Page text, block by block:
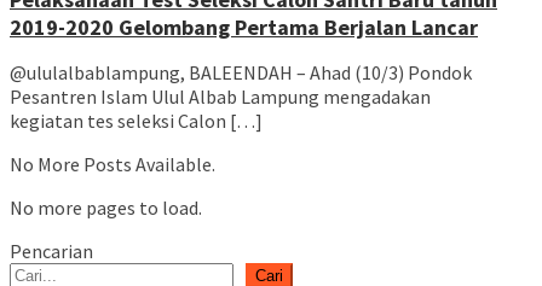
2019-2020 Gelombang Pertama Berjalan Lancar
@ululalbablampung, BALEENDAH – Ahad (10/3) Pondok
Pesantren Islam Ulul Albab Lampung mengadakan
kegiatan tes seleksi Calon […]
No More Posts Available.
No more pages to load.
Pencarian
Cari